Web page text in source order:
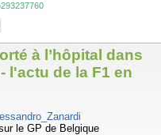
à l’hôpital dans
l'actu de la F1 en
le GP de Belgique